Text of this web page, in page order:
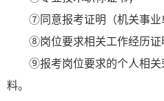
⑦同意报考证明（机关事业
⑧岗位要求相关工作经历证
⑨报考岗位要求的个人相关
料。